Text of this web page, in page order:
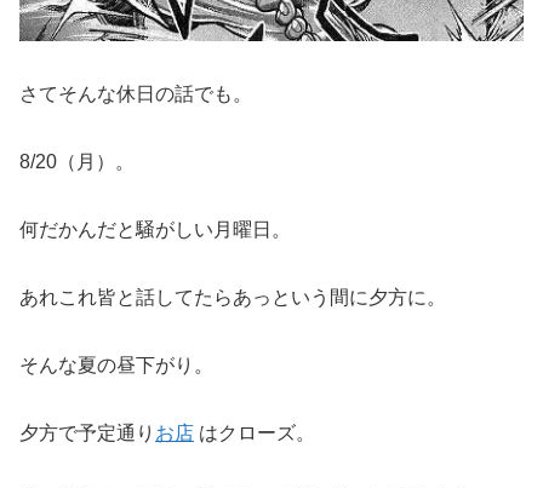
さてそんな休日の話でも。
8/20（月）。
何だかんだと騒がしい月曜日。
あれこれ皆と話してたらあっという間に夕方に。
そんな夏の昼下がり。
夕方で予定通り お店 はクローズ。